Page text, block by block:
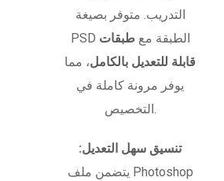
التدريب. متوفر بصيغة
PSD الطبقة معطبقات
قابلة للتعديل بالكامل، مما
يوفر مرونة كاملة في
التخصيص.
تنسيق سهل التعديل:
يتضمن ملف Photoshop